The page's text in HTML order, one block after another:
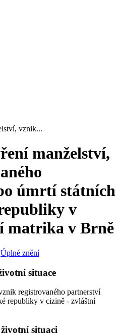
vznik...
manželství,
úmrtí státních
v
matrika v Brně
Úplné znění
situace
registrovaného partnerství
republiky v cizině - zvláštní
situaci